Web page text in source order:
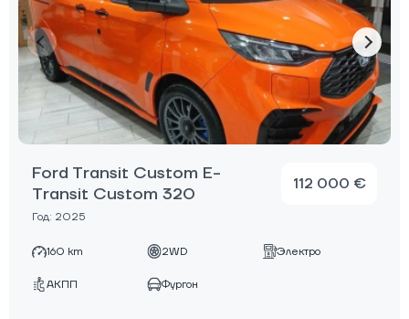
Ford Transit Custom E-
Transit Custom 320
Год: 2025
112 000 €
160 km 2WD Электро
АКПП Фургон